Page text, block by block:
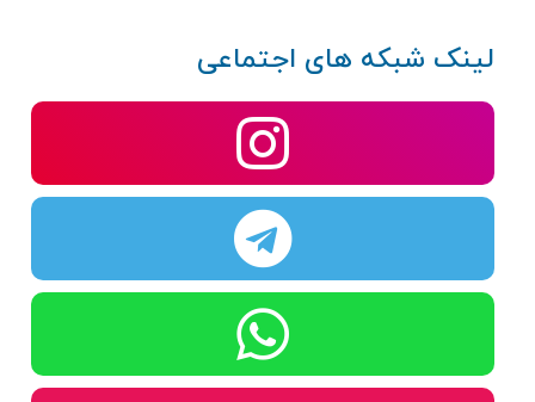
لینک شبکه های اجتماعی